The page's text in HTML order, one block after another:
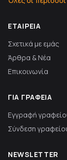
ΕΤΑΙΡΕΊΑ
Σχετικά με εμάς
Άρθρα & Νέα
Επικοινωνία
ΓΙΑ ΓΡΑΦΕΊΑ
Εγγραφή
Σύνδεση
NEWSLETTER